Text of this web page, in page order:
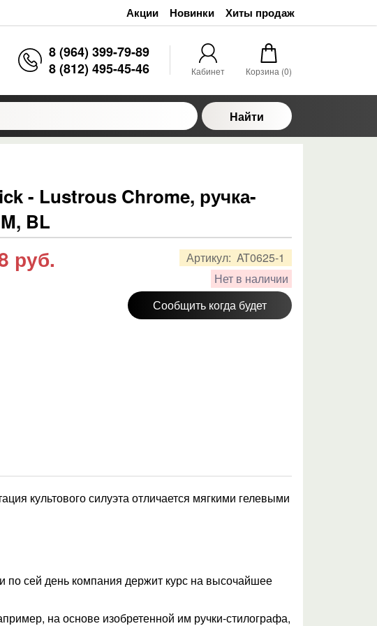
Акции Новинки Хиты продаж
8 (964) 399-79-89
8 (812) 495-45-46
Кабинет Корзина (0)
Найти
- Lustrous Chrome, ручка-
BL
Артикул: AT0625-1
Нет в наличии
Сообщить когда будет
руб.
культового силуэта отличается мягкими гелевыми
сей день компания держит курс на высочайшее
на основе изобретенной им ручки-стилографа,